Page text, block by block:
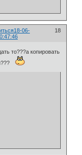
18
18-06-
то???а копировать